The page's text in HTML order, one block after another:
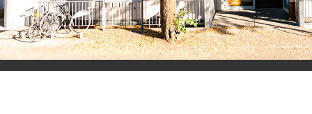
Bürgerstiftung